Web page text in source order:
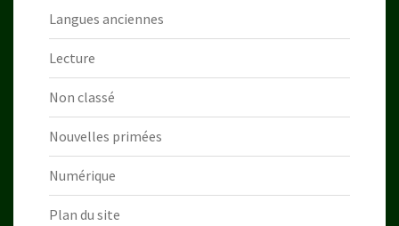
Langues anciennes
Lecture
Non classé
Nouvelles primées
Numérique
Plan du site